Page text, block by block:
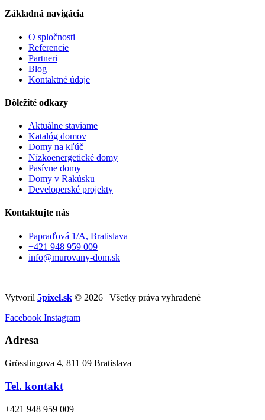
Základná navigácia
O spločnosti
Referencie
Partneri
Blog
Kontaktné údaje
Dôležité odkazy
Aktuálne staviame
Katalóg domov
Domy na kľúč
Nízkoenergetické domy
Pasívne domy
Domy v Rakúsku
Developerské projekty
Kontaktujte nás
Papraďová 1/A, Bratislava
+421 948 959 009
info@murovany-dom.sk
Vytvoril 5pixel.sk © 2026 | Všetky práva vyhradené
Facebook Instagram
Adresa
Grösslingova 4, 811 09 Bratislava
Tel. kontakt
+421 948 959 009